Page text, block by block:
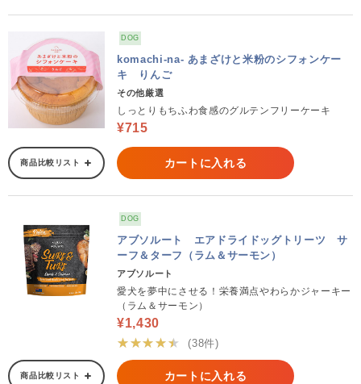
DOG
komachi-na- あまざけと米粉のシフォンケー
キ りんご
その他厳選
しっとりもちふわ食感のグルテンフリーケーキ
¥715
商品比較リスト カートに入れる
DOG
アブソルート エアドライドッグトリーツ サ
ーフ＆ターフ（ラム＆サーモン）
アブソルート
愛犬を夢中にさせる！栄養満点やわらかジャーキー
（ラム＆サーモン）
¥1,430
★★★★★
(38件)
商品比較リスト カートに入れる